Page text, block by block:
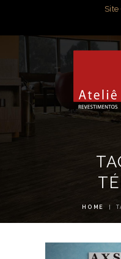
HOME
BLOG &
Blog com dicas
DICAS
MÍDIA